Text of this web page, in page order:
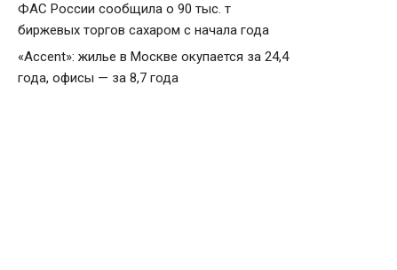
ФАС России сообщила о 90 тыс. т
биржевых торгов сахаром с начала года
«Accent»: жилье в Москве окупается за 24,4
года, офисы — за 8,7 года